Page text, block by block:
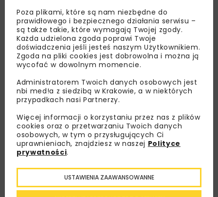
Lubisz wiedzieć więcej?
Zapisz się do newslettera aby otrzymywać od
nas najlepsze informacje branżowe,
zaproszenia na wydarzenia, atrakcyjne oferty i
dedykowane akcje specjalne.
Poza plikami, które są nam niezbędne do
prawidłowego i bezpiecznego działania serwisu –
są także takie, które wymagają Twojej zgody.
Każda udzielona zgoda poprawi Twoje
doświadczenia jeśli jesteś naszym Użytkownikiem.
Zgoda na pliki cookies jest dobrowolna i można ją
wycofać w dowolnym momencie.
Administratorem Twoich danych osobowych jest
nbi med!a z siedzibą w Krakowie, a w niektórych
przypadkach nasi Partnerzy.
Więcej informacji o korzystaniu przez nas z plików
cookies oraz o przetwarzaniu Twoich danych
osobowych, w tym o przysługujących Ci
uprawnieniach, znajdziesz w naszej Polityce
prywatności.
USTAWIENIA ZAAWANSOWANNE